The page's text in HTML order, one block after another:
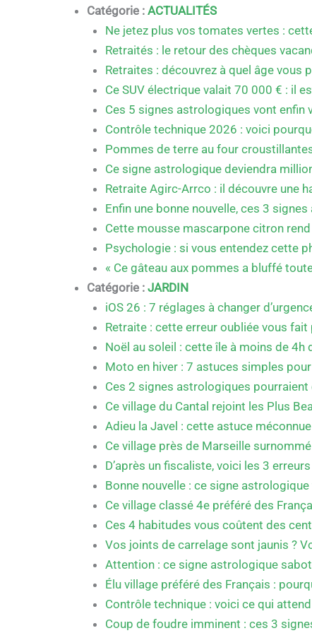
Catégorie : ACTUALITÉS
Ne jetez plus vos tomates vertes :
Retraités : le retour des chèques
Retraites : découvrez à quel âge
Ce SUV électrique valait 70 000 € : il
Ces 5 signes astrologiques vont enfin
Contrôle technique 2026 : voici
Pommes de terre au four
Ce signe astrologique deviendra
Retraite Agirc-Arrco : il découvre une
Enfin une bonne nouvelle, ces 3
Cette mousse mascarpone citron
Psychologie : si vous entendez cette
« Ce gâteau aux pommes a bluffé
Catégorie : JARDIN
iOS 26 : 7 réglages à changer
Retraite : cette erreur oubliée vous fait
Noël au soleil : cette île à moins de 4h
Moto en hiver : 7 astuces simples
Ces 2 signes astrologiques
Ce village du Cantal rejoint les Plus
Adieu la Javel : cette astuce
Ce village près de Marseille
D’après un fiscaliste, voici les 3
Bonne nouvelle : ce signe
Ce village classé 4e préféré des
Ces 4 habitudes vous coûtent des
Vos joints de carrelage sont jaunis ?
Attention : ce signe astrologique
Élu village préféré des Français :
Contrôle technique : voici ce qui
Coup de foudre imminent : ces 3